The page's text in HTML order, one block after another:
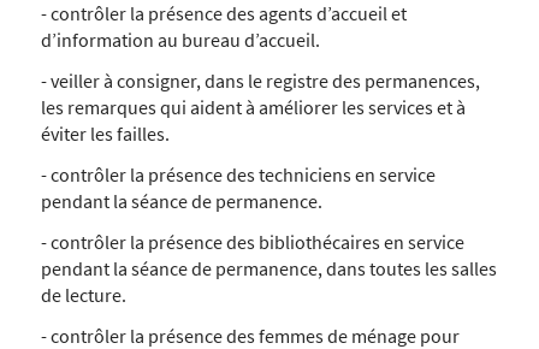
- contrôler la présence des agents d’accueil et
d’information au bureau d’accueil.
- veiller à consigner, dans le registre des permanences,
les remarques qui aident à améliorer les services et à
éviter les failles.
- contrôler la présence des techniciens en service
pendant la séance de permanence.
- contrôler la présence des bibliothécaires en service
pendant la séance de permanence, dans toutes les salles
de lecture.
- contrôler la présence des femmes de ménage pour